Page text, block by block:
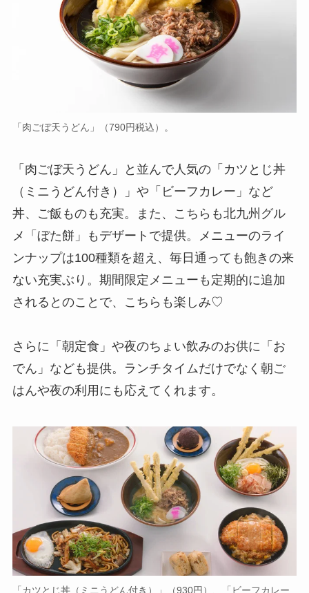
「肉ごぼ天うどん」（790円税込）。
「肉ごぼ天うどん」と並んで人気の「カツとじ丼
（ミニうどん付き）」や「ビーフカレー」など
丼、ご飯ものも充実。また、こちらも北九州グル
メ「ぼた餅」もデザートで提供。メニューのライ
ンナップは100種類を超え、毎日通っても飽きの来
ない充実ぶり。期間限定メニューも定期的に追加
されるとのことで、こちらも楽しみ♡
さらに「朝定食」や夜のちょい飲みのお供に「お
でん」なども提供。ランチタイムだけでなく朝ご
はんや夜の利用にも応えてくれます。
「カツとじ丼（ミニうどん付き）」（930円）、「ビーフカレー